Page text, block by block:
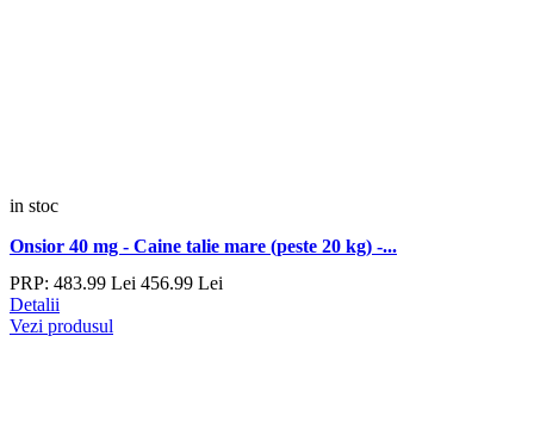
in stoc
Onsior 40 mg - Caine talie mare (peste 20 kg) -...
PRP: 483.99 Lei 456.99 Lei
Detalii
Vezi produsul